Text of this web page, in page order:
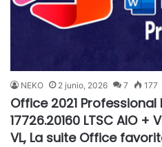
NEKO 2 junio, 2026 7 177
Office 2021 Professional
17726.20160 LTSC AIO
VL, La suite Office